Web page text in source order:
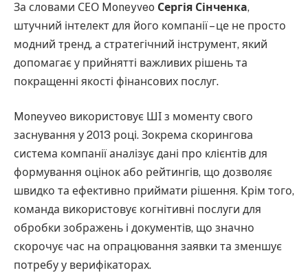
За словами СЕО Moneyveo Сергія Сінченка,
штучний інтелект для його компанії – це не просто
модний тренд, а стратегічний інструмент, який
допомагає у прийнятті важливих рішень та
покращенні якості фінансових послуг.
Moneyveo використовує ШІ з моменту свого
заснування у 2013 році. Зокрема скорингова
система компанії аналізує дані про клієнтів для
формування оцінок або рейтингів, що дозволяє
швидко та ефективно приймати рішення. Крім того,
команда використовує когнітивні послуги для
обробки зображень і документів, що значно
скорочує час на опрацювання заявки та зменшує
потребу у верифікаторах.